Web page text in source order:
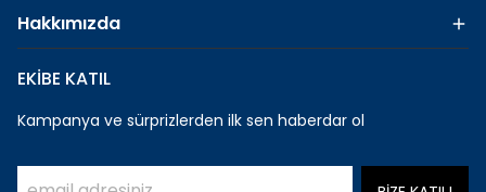
Hakkımızda
EKİBE KATIL
Kampanya ve sürprizlerden ilk sen haberdar ol